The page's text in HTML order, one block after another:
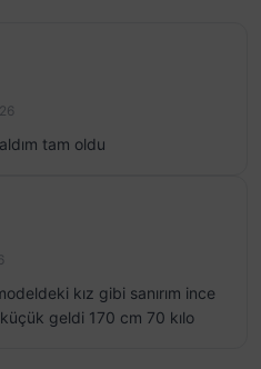
tam oldu
kız gibi sanırım ince
geldi 170 cm 70 kılo